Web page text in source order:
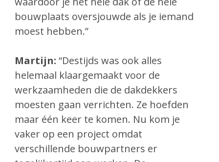
bouwplaats oversjouwde als je iemand
moest hebben.”
Martijn: “Destijds was ook alles
helemaal klaargemaakt voor de
werkzaamheden die de dakdekkers
moesten gaan verrichten. Ze hoefden
maar één keer te komen. Nu kom je
vaker op een project omdat
verschillende bouwpartners er